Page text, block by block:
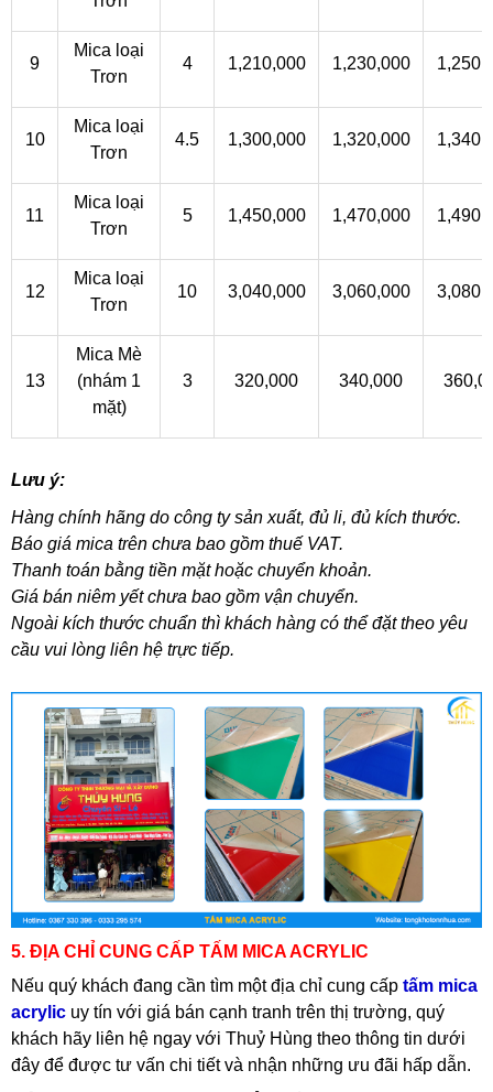
9
Mica loại
Trơn
4 1,210,000 1,230,000
10
Mica loại
Trơn
4.5 1,300,000 1,320,000
11
Mica loại
Trơn
5 1,450,000 1,470,000
12
Mica loại
Trơn
10 3,040,000 3,060,000
13
Mica Mè
(nhám 1
mặt)
3 320,000 340,000
Lưu ý:
Hàng chính hãng do công ty sản xuất, đủ li, đủ kích thước.
Báo giá mica trên chưa bao gồm thuế VAT.
Thanh toán bằng tiền mặt hoặc chuyển khoản.
Giá bán niêm yết chưa bao gồm vận chuyển.
Ngoài kích thước chuẩn thì khách hàng có thể đặt theo yêu
cầu vui lòng liên hệ trực tiếp.
5. ĐỊA CHỈ CUNG CẤP TẤM MICA ACRYLIC
Nếu quý khách đang cần tìm một địa chỉ cung cấp tấm mica
acrylic uy tín với giá bán cạnh tranh trên thị trường, quý
khách hãy liên hệ ngay với Thuỷ Hùng theo thông tin dưới
đây để được tư vấn chi tiết và nhận những ưu đãi hấp dẫn.